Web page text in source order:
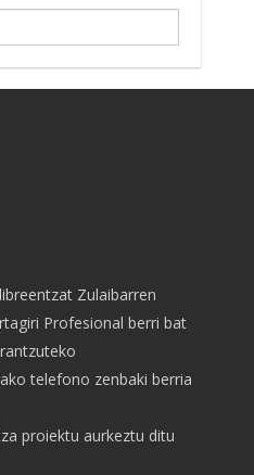
Zulaibarren
Profesional berri bat
telefono zenbaki berria
proiektu aurkeztu ditu